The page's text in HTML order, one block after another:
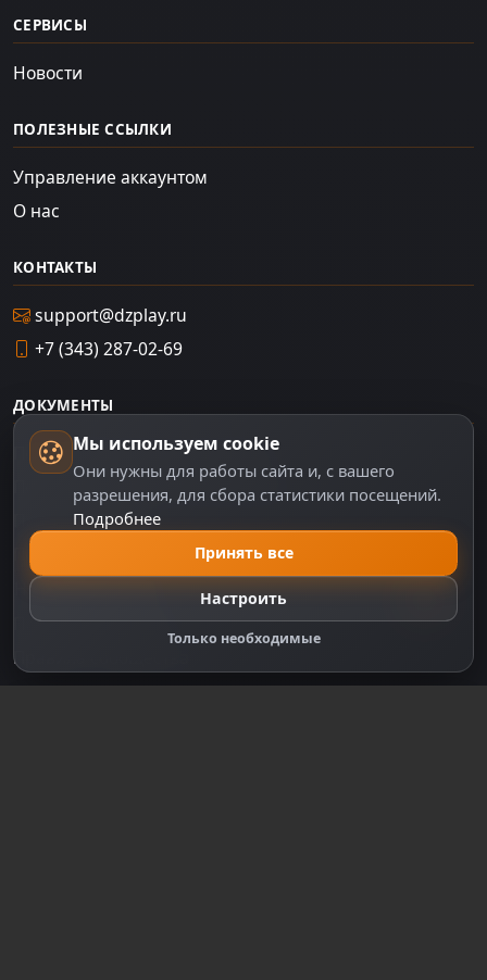
СЕРВИСЫ
Новости
ПОЛЕЗНЫЕ ССЫЛКИ
Управление аккаунтом
О нас
КОНТАКТЫ
support@dzplay.ru
+7 (343) 287-02-69
ДОКУМЕНТЫ
Пользовательское соглашение
Политика персональных данных
Правила оплаты
Настройки cookie
Правообладателям
Правила сообщества
Мы используем cookie
Они нужны для работы сайта и, с вашего
разрешения, для сбора статистики посещений.
Подробнее
Принять все
Настроить
Только необходимые